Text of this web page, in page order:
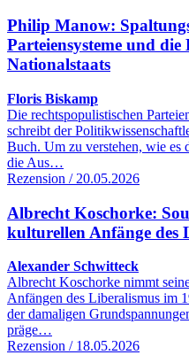
Philip Manow:
Parteiensysteme und
Nationalstaats
Floris Biskamp
Die rechtspopulistischen
schreibt der
Buch. Um zu verstehen, wie es
die Aus…
Rezension / 20.05.2026
Albrecht Koschorke:
kulturellen Anfänge des
Alexander Schwitteck
Albrecht Koschorke nimmt
Anfängen des Liberalismus im
der damaligen
präge…
Rezension / 18.05.2026